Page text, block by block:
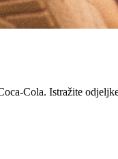
Istražite